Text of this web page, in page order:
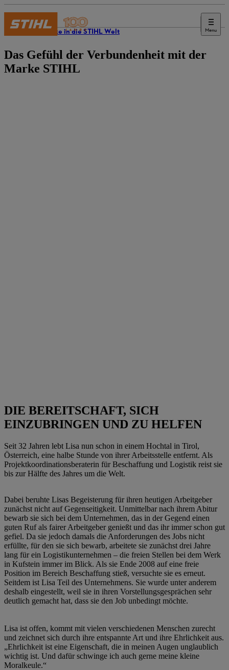
Menu
Einblicke in die STIHL Welt
Das Gefühl der Verbundenheit mit der
Marke STIHL
DIE BEREITSCHAFT, SICH
EINZUBRINGEN UND ZU HELFEN
Seit 32 Jahren lebt Lisa nun schon in einem Hochtal in Tirol,
Österreich, eine halbe Stunde von ihrer Arbeitsstelle entfernt. Als
Projektkoordinationsberaterin für Beschaffung und Logistik reist sie
bis zur Hälfte des Jahres um die Welt.
Dabei beruhte Lisas Begeisterung für ihren heutigen Arbeitgeber
zunächst nicht auf Gegenseitigkeit. Unmittelbar nach ihrem Abitur
bewarb sie sich bei dem Unternehmen, das in der Gegend einen
guten Ruf als fairer Arbeitgeber genießt und das ihr immer schon gut
gefiel. Da sie jedoch damals die Anforderungen des Jobs nicht
erfüllte, für den sie sich bewarb, arbeitete sie zunächst drei Jahre
lang für ein Logistikunternehmen – die freien Stellen bei dem Werk
in Kufstein immer im Blick. Als sie Ende 2008 auf eine freie
Position im Bereich Beschaffung stieß, versuchte sie es erneut.
Seitdem ist Lisa Teil des Unternehmens. Sie wurde unter anderem
deshalb eingestellt, weil sie in ihren Vorstellungsgesprächen sehr
deutlich gemacht hat, dass sie den Job unbedingt möchte.
Lisa ist offen, kommt mit vielen verschiedenen Menschen zurecht
und zeichnet sich durch ihre entspannte Art und ihre Ehrlichkeit aus.
„Ehrlichkeit ist eine Eigenschaft, die in meinen Augen unglaublich
wichtig ist. Und dafür schwinge ich auch gerne meine kleine
Moralkeule.“